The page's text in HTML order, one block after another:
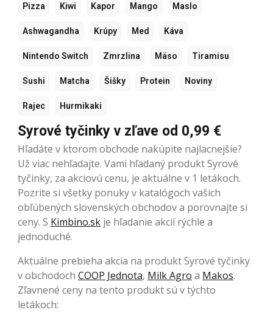
Pizza Kiwi Kapor Mango Maslo
Ashwagandha Krúpy Med Káva
Nintendo Switch Zmrzlina Mäso Tiramisu
Sushi Matcha Šišky Protein Noviny
Rajec Hurmikaki
Syrové tyčinky v zľave od 0,99 €
Hľadáte v ktorom obchode nakúpite najlacnejšie?
Už viac nehľadajte. Vami hľadaný produkt Syrové
tyčinky, za akciovú cenu, je aktuálne v 1 letákoch.
Pozrite si všetky ponuky v katalógoch vašich
obľúbených slovenských obchodov a porovnajte si
ceny. S Kimbino.sk je hľadanie akcií rýchle a
jednoduché.
Aktuálne prebieha akcia na produkt Syrové tyčinky
v obchodoch COOP Jednota, Milk Agro a Makos.
Zľavnené ceny na tento produkt sú v týchto
letákoch: